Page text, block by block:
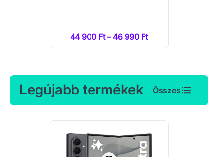
44 900 Ft – 46 990 Ft
Legújabb termékek Összes